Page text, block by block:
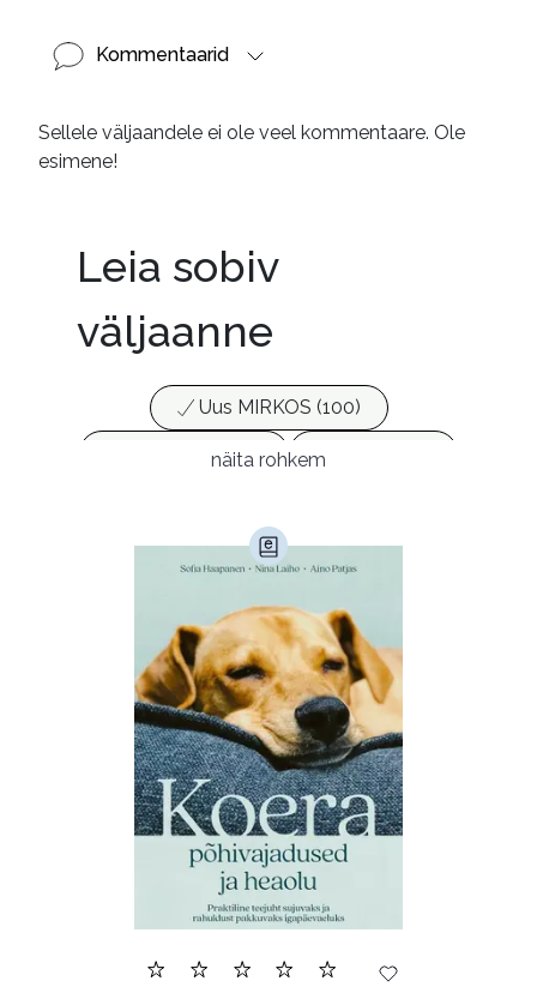
Kommentaarid
Sellele väljaandele ei ole veel kommentaare. Ole
esimene!
Leia sobiv
väljaanne
Uus MIRKOS (100)
Populaarsed (25)
Ajakirjad (17)
Armastusromaanid (292)
Biograafiad (228)
Eesti kirjandus (1772)
Ettevõtlus (30)
Filoloogia (121)
Filosoofia (146)
Geograafia (65)
Haridus (20)
Ilukirjandus (4255)
näita rohkem